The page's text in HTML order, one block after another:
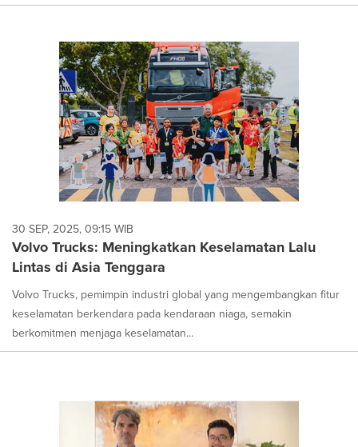
30 SEP, 2025, 09:15 WIB
Volvo Trucks: Meningkatkan Keselamatan Lalu
Lintas di Asia Tenggara
Volvo Trucks, pemimpin industri global yang mengembangkan fitur
keselamatan berkendara pada kendaraan niaga, semakin
berkomitmen menjaga keselamatan...